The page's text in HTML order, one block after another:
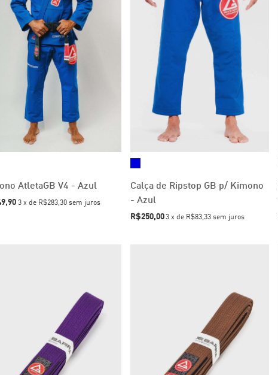
AtletaGB V4 - Azul
3 x de R$283,30 sem juros
Calça de Ripstop GB p/ Kimono
- Azul
R$250,00 3 x de R$83,33 sem juros